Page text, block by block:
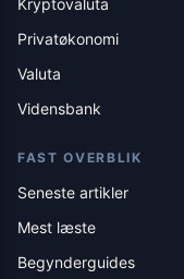
Kryptovaluta
Privatøkonomi
Valuta
Vidensbank
FAST OVERBLIK
Seneste artikler
Mest læste
Begynderguides